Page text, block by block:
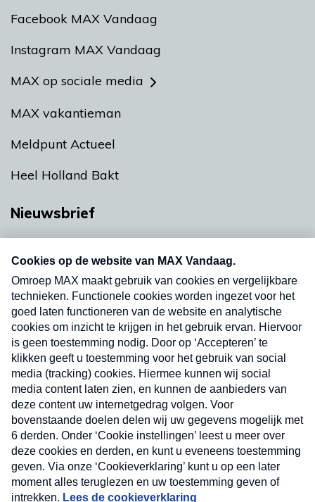
Facebook MAX Vandaag
Instagram MAX Vandaag
MAX op sociale media
MAX vakantieman
Meldpunt Actueel
Heel Holland Bakt
Nieuwsbrief
nieuwsbrief. Elke vrijdag- en dinsdagochtend in
uw mailbox.
Verzend
Nieuwsbrief
Neem hier een gratis abonnement op onze
nieuwsbrief. Elke vrijdag- en dinsdagochtend in uw